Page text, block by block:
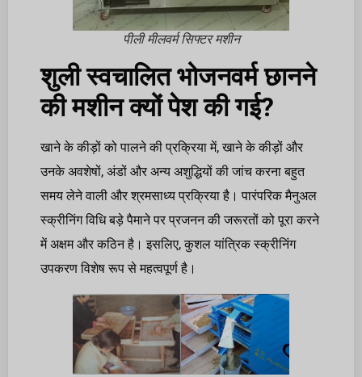
पीली मीलवर्म सिफ्टर मशीन
शुली स्वचालित भोजनवर्म छानने
की मशीन क्यों पेश की गई?
खाने के कीड़ों को पालने की प्रक्रिया में, खाने के कीड़ों और
उनके अवशेषों, अंडों और अन्य अशुद्धियों की जांच करना बहुत
समय लेने वाली और श्रमसाध्य प्रक्रिया है। पारंपरिक मैनुअल
स्क्रीनिंग विधि बड़े पैमाने पर प्रजनन की जरूरतों को पूरा करने
में अक्षम और कठिन है। इसलिए, कुशल यांत्रिक स्क्रीनिंग
उपकरण विशेष रूप से महत्वपूर्ण है।